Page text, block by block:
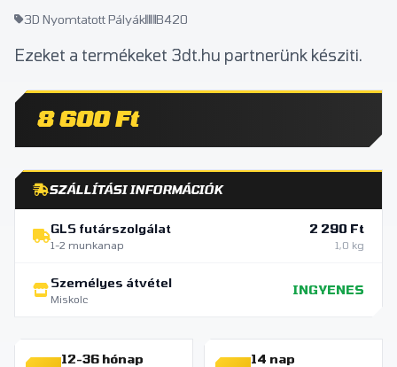
3D Nyomtatott Pályák B420
Ezeket a termékeket 3dt.hu partnerünk késziti.
8 600 Ft
SZÁLLÍTÁSI INFORMÁCIÓK
GLS futárszolgálat
1-2 munkanap
2 290 Ft
1,0 kg
Személyes átvétel
Miskolc
INGYENES
12-36 hónap
14 nap